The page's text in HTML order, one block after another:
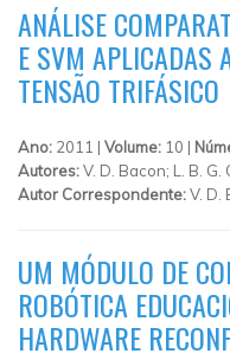
ANÁLISE
E SVM APLICADAS
TENSÃO TRIFÁSICO
Ano: 2011 | Volume: 10 |
Autores:V. D. Bacon; L. B.
Autor Correspondente:V. D.
UM MÓDULO DE
ROBÓTICA
HARDWARE